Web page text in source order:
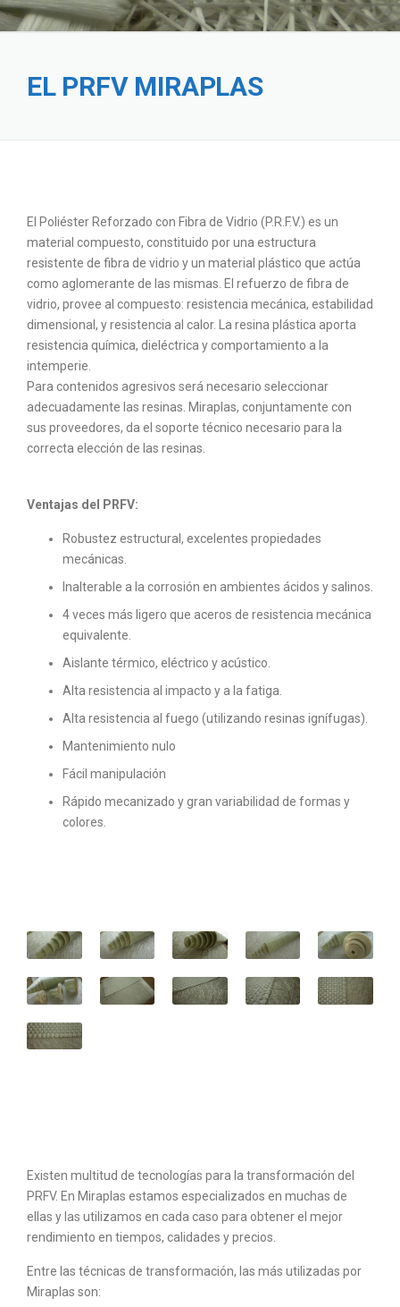
EL PRFV MIRAPLAS
El Poliéster Reforzado con Fibra de Vidrio (P.R.F.V.) es un
material compuesto, constituido por una estructura
resistente de fibra de vidrio y un material plástico que actúa
como aglomerante de las mismas. El refuerzo de fibra de
vidrio, provee al compuesto: resistencia mecánica, estabilidad
dimensional, y resistencia al calor. La resina plástica aporta
resistencia química, dieléctrica y comportamiento a la
intemperie.
Para contenidos agresivos será necesario seleccionar
adecuadamente las resinas. Miraplas, conjuntamente con
sus proveedores, da el soporte técnico necesario para la
correcta elección de las resinas.
Ventajas del PRFV:
Robustez estructural, excelentes propiedades
mecánicas.
Inalterable a la corrosión en ambientes ácidos y salinos.
4 veces más ligero que aceros de resistencia mecánica
equivalente.
Aislante térmico, eléctrico y acústico.
Alta resistencia al impacto y a la fatiga.
Alta resistencia al fuego (utilizando resinas ignífugas).
Mantenimiento nulo
Fácil manipulación
Rápido mecanizado y gran variabilidad de formas y
colores.
Existen multitud de tecnologías para la transformación del
PRFV. En Miraplas estamos especializados en muchas de
ellas y las utilizamos en cada caso para obtener el mejor
rendimiento en tiempos, calidades y precios.
Entre las técnicas de transformación, las más utilizadas por
Miraplas son: